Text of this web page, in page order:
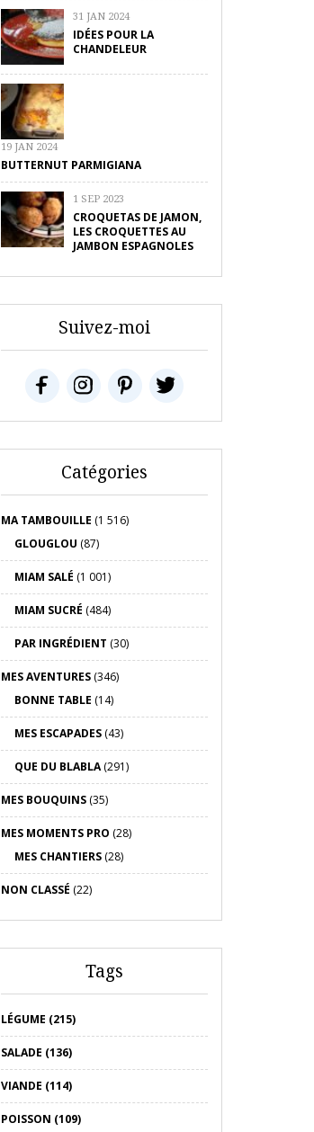
31 JAN 2024
IDÉES POUR LA
CHANDELEUR
19 JAN 2024
BUTTERNUT PARMIGIANA
1 SEP 2023
CROQUETAS DE JAMON,
LES CROQUETTES AU
JAMBON ESPAGNOLES
Suivez-moi
Catégories
MA TAMBOUILLE (1 516)
GLOUGLOU (87)
MIAM SALÉ (1 001)
MIAM SUCRÉ (484)
PAR INGRÉDIENT (30)
MES AVENTURES(346)
BONNE TABLE (14)
MES ESCAPADES(43)
QUE DU BLABLA(291)
MES BOUQUINS(35)
MES MOMENTS PRO (28)
MES CHANTIERS(28)
NON CLASSÉ (22)
Tags
LÉGUME (215)
SALADE (136)
VIANDE (114)
POISSON (109)